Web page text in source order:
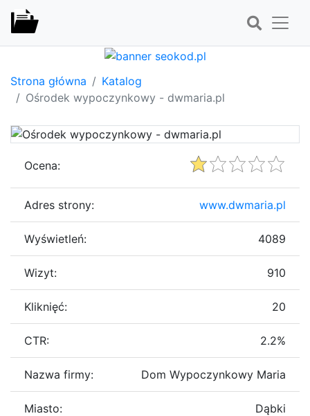
Strona główna
Katalog
Ośrodek wypoczynkowy - dwmaria.pl
Ocena:
Adres strony: www.dwmaria.pl
Wyświetleń: 4089
Wizyt: 910
Kliknięć: 20
CTR: 2.2%
Nazwa firmy: Dom Wypoczynkowy Maria
Miasto: Dąbki